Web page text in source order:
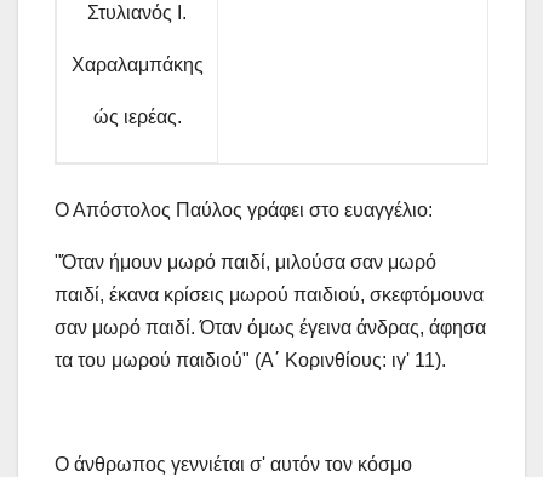
Στυλιανός Ι.
Χαραλαμπάκης
ώς ιερέας.
Ο Απόστολος Παύλος γράφει στο ευαγγέλιο:
"Όταν ήμουν μωρό παιδί, μιλούσα σαν μωρό
παιδί, έκανα κρίσεις μωρού παιδιού, σκεφτόμουνα
σαν μωρό παιδί. Όταν όμως έγεινα άνδρας, άφησα
τα του μωρού παιδιού" (Α΄ Κορινθίους: ιγ' 11).
Ο άνθρωπος γεννιέται σ' αυτόν τον κόσμο